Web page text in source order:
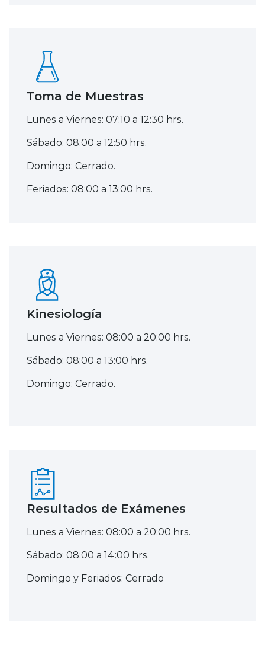
Toma de Muestras
Lunes a Viernes: 07:10 a 12:30 hrs.
Sábado: 08:00 a 12:50 hrs.
Domingo: Cerrado.
Feriados: 08:00 a 13:00 hrs.
Kinesiología
Lunes a Viernes: 08:00 a 20:00 hrs.
Sábado: 08:00 a 13:00 hrs.
Domingo: Cerrado.
Resultados de Exámenes
Lunes a Viernes: 08:00 a 20:00 hrs.
Sábado: 08:00 a 14:00 hrs.
Domingo y Feriados: Cerrado